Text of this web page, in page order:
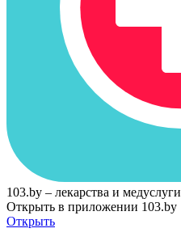
103.by – лекарства и медуслуги
Открыть в приложении 103.by
Открыть